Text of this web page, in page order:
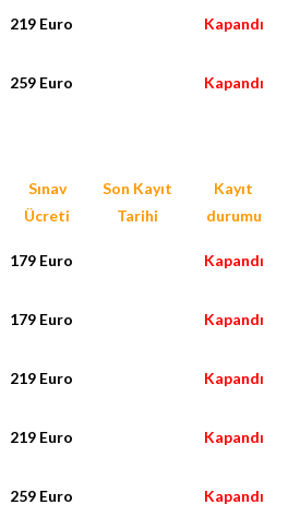
219 Euro Kapandı
259 Euro Kapandı
Sınav
Ücreti
Son Kayıt
Tarihi
Kayıt
durumu
179 Euro Kapandı
179 Euro Kapandı
219 Euro Kapandı
219 Euro Kapandı
259 Euro Kapandı